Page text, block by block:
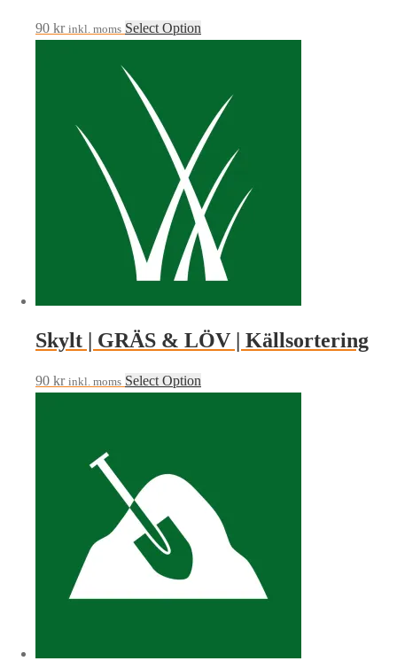
90 kr inkl. moms Select Option
Skylt | GRÄS & LÖV | Källsortering
90 kr inkl. moms Select Option